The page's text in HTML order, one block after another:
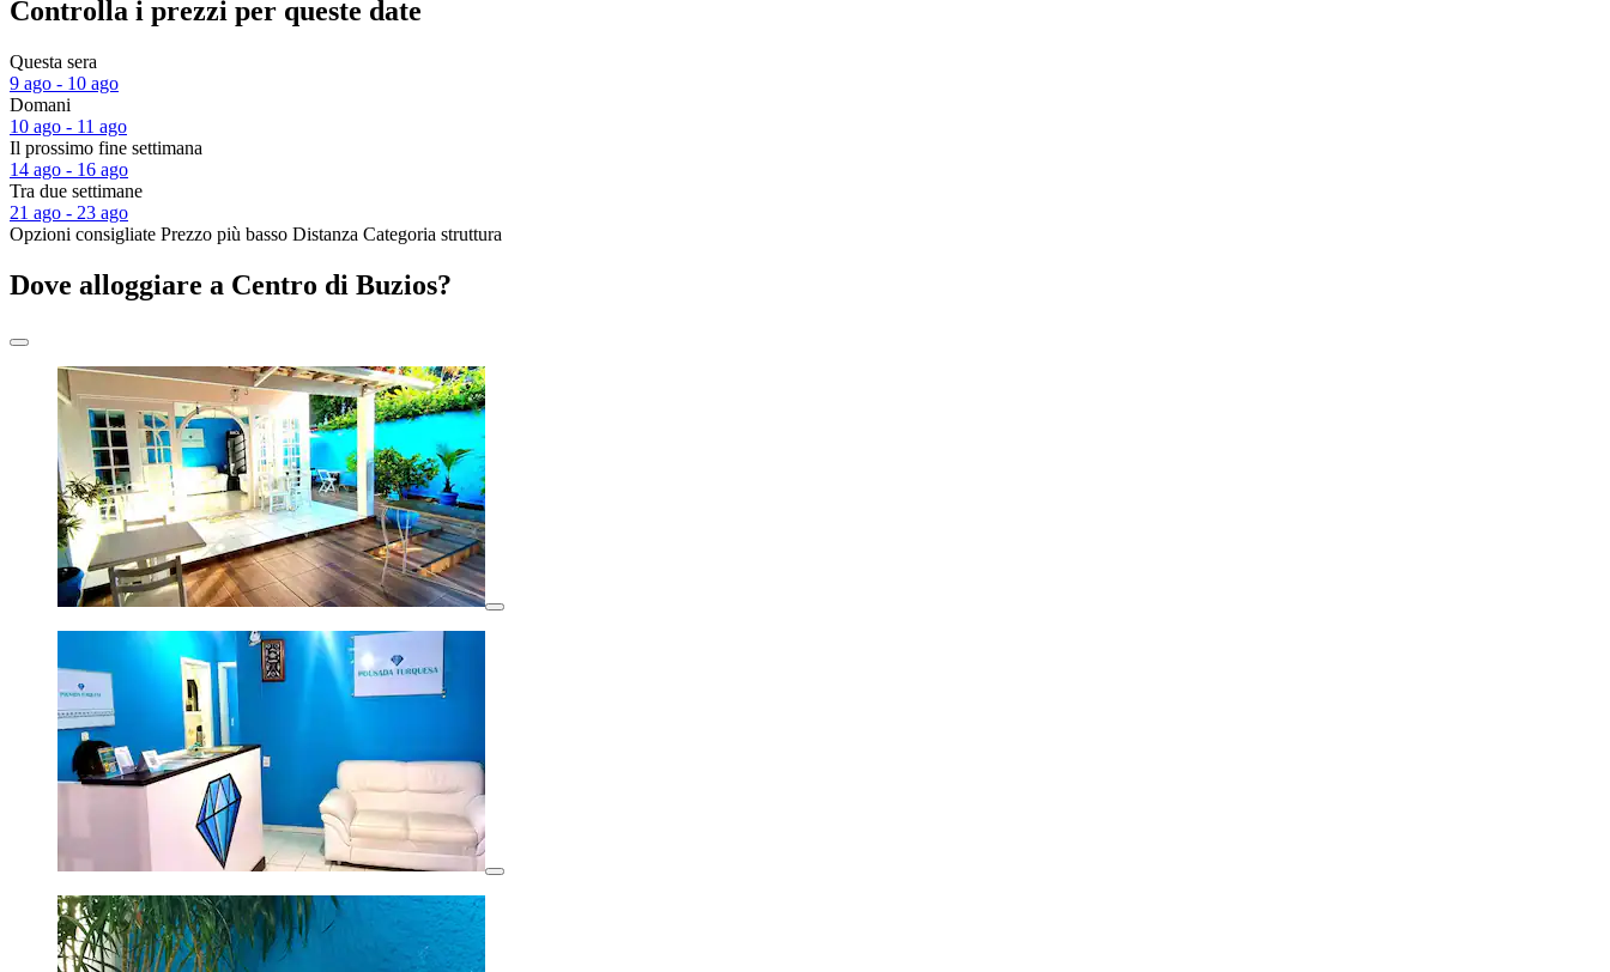
Controlla i prezzi per queste date
Questa sera
9 ago - 10 ago
Domani
10 ago - 11 ago
Il prossimo fine settimana
14 ago - 16 ago
Tra due settimane
21 ago - 23 ago
Opzioni consigliate Prezzo più basso Distanza Categoria struttura
Dove alloggiare a Centro di Buzios?